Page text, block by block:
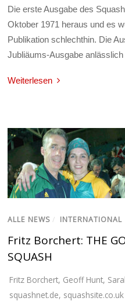
Die erste Ausgabe des
Oktober 1971 heraus und es
Publikation schlechthin. Die
Jubliäums-Ausgabe
Weiterlesen
ALLE NEWS / INTERNATIONAL
Fritz Borchert: THE
SQUASH
Fritz Borchert, Geoff Hunt,
squashnet.de, squashsite.co.uk